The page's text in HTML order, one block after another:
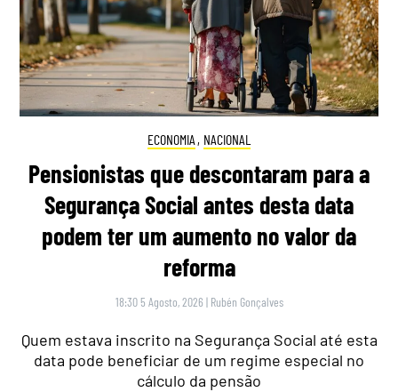
ECONOMIA , NACIONAL
Pensionistas que descontaram para a
Segurança Social antes desta data
podem ter um aumento no valor da
reforma
18:30 5 Agosto, 2026 | Rubén Gonçalves
Quem estava inscrito na Segurança Social até esta
data pode beneficiar de um regime especial no
cálculo da pensão